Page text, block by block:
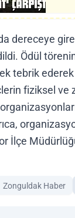
dereceye
Ödül
tebrik ederek
fiziksel ve
İlçe
Zonguldak Haber